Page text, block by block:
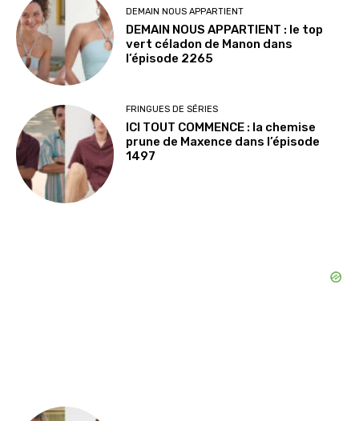
DEMAIN NOUS APPARTIENT
DEMAIN NOUS APPARTIENT : le top
vert céladon de Manon dans
l’épisode 2265
FRINGUES DE SÉRIES
ICI TOUT COMMENCE : la chemise
prune de Maxence dans l’épisode
1497